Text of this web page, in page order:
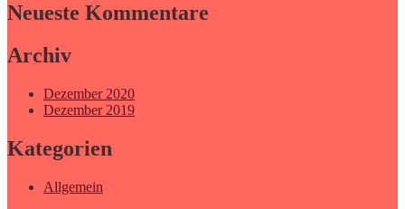
Neueste Kommentare
Archiv
Dezember 2020
Dezember 2019
Kategorien
Allgemein